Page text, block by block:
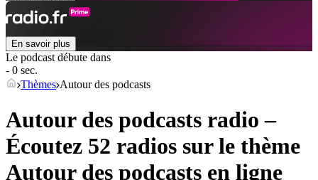
En savoir plus
Le podcast débute dans
- 0 sec.
Thèmes Autour des podcasts
Autour des podcasts radio –
Écoutez 52 radios sur le thème
Autour des podcasts en ligne